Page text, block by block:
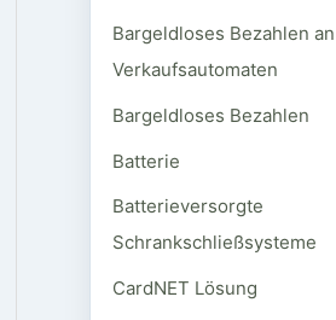
Bargeldloses Bezahlen an
Verkaufsautomaten
Bargeldloses Bezahlen
Batterie
Batterieversorgte
Schrankschließsysteme
CardNET Lösung